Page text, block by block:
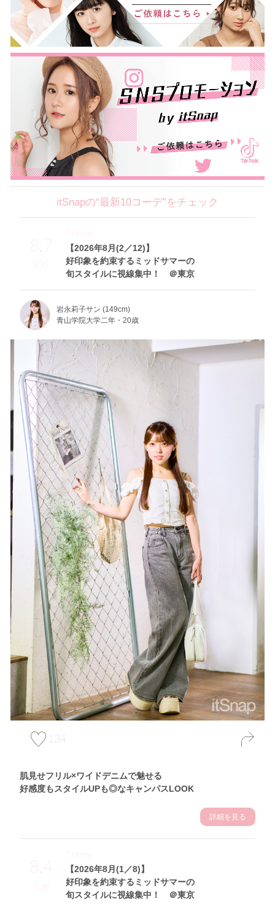
itSnapの“最新10コーデ”をチェック
8.7
Fri
【2026年8月(2／12)】
好印象を約束するミッドサマーの
旬スタイルに視線集中！ ＠東京
Theme
岩永莉子サン (149cm)
青山学院大学二年・20歳
134
肌見せフリル×ワイドデニムで魅せる
好感度もスタイルUPも◎なキャンパスLOOK
詳細を見る
8.4
Tue
【2026年8月(1／8)】
好印象を約束するミッドサマーの
旬スタイルに視線集中！ ＠東京
Theme